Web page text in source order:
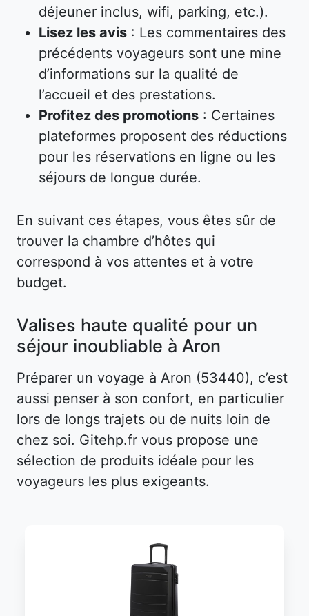
déjeuner inclus, wifi, parking, etc.).
Lisez les avis : Les commentaires des
précédents voyageurs sont une mine
d’informations sur la qualité de
l’accueil et des prestations.
Profitez des promotions : Certaines
plateformes proposent des réductions
pour les réservations en ligne ou les
séjours de longue durée.
En suivant ces étapes, vous êtes sûr de
trouver la chambre d’hôtes qui
correspond à vos attentes et à votre
budget.
Valises haute qualité pour un
séjour inoubliable à Aron
Préparer un voyage à Aron (53440), c’est
aussi penser à son confort, en particulier
lors de longs trajets ou de nuits loin de
chez soi. Gitehp.fr vous propose une
sélection de produits idéale pour les
voyageurs les plus exigeants.